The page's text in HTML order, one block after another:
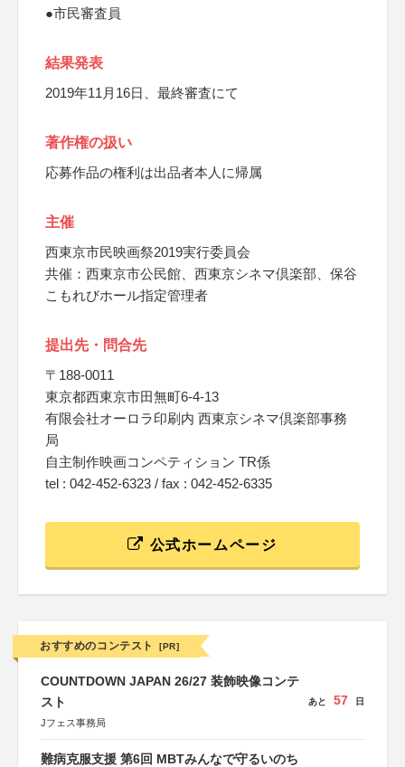
●市民審査員
結果発表
2019年11月16日、最終審査にて
著作権の扱い
応募作品の権利は出品者本人に帰属
主催
西東京市民映画祭2019実行委員会
共催：西東京市公民館、西東京シネマ倶楽部、保谷
こもれびホール指定管理者
提出先・問合先
〒188-0011
東京都西東京市田無町6-4-13
有限会社オーロラ印刷内 西東京シネマ倶楽部事務
局
自主制作映画コンペティション TR係
tel : 042-452-6323 / fax : 042-452-6335
公式ホームページ
おすすめのコンテスト [PR]
COUNTDOWN JAPAN 26/27 装飾映像コンテ
スト
Jフェス事務局
あと 57 日
難病克服支援 第6回 MBTみんなで守るいのち